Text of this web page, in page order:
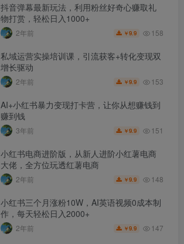
抖音弹幕最新玩法，利用粉丝好奇心赚取礼
物打赏，轻松日入1000+
2年前 ￥9.9 158
私域运营实操培训课，引流获客+转化变现双
增长驱动
2年前 ￥9.9 153
AI+小红书暴力变现打卡营，让你从想赚钱到
赚到钱
3年前 ￥9.9 151
小红书电商进阶版，从新人进阶小红薯电商
大佬，全方位玩透红薯电商
2年前 ￥9.9 148
小红书三个月涨粉10W，AI英语视频0成本制
作，每天轻松日入2000+
2年前 ￥9.9 147